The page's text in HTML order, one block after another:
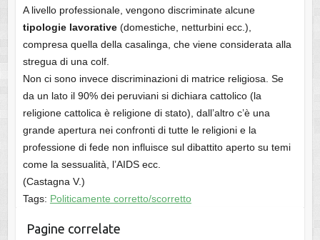
A livello professionale, vengono discriminate alcune
tipologie lavorative(domestiche, netturbini ecc.),
compresa quella della casalinga, che viene considerata alla
stregua di una colf.
Non ci sono invece discriminazioni di matrice religiosa. Se
da un lato il 90% dei peruviani si dichiara cattolico (la
religione cattolica è religione di stato), dall’altro c’è una
grande apertura nei confronti di tutte le religioni e la
professione di fede non influisce sul dibattito aperto su temi
come la sessualità, l’AIDS ecc.
(Castagna V.)
Tags: Politicamente corretto/scorretto
Pagine correlate